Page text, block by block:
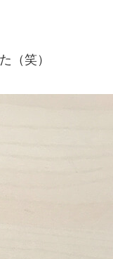
（笑）